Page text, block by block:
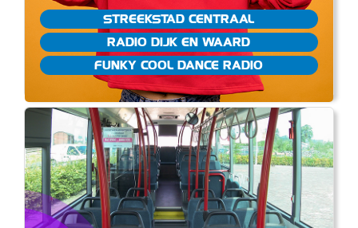
STREEKSTAD CENTRAAL
RADIO DIJK EN WAARD
FUNKY COOL DANCE RADIO